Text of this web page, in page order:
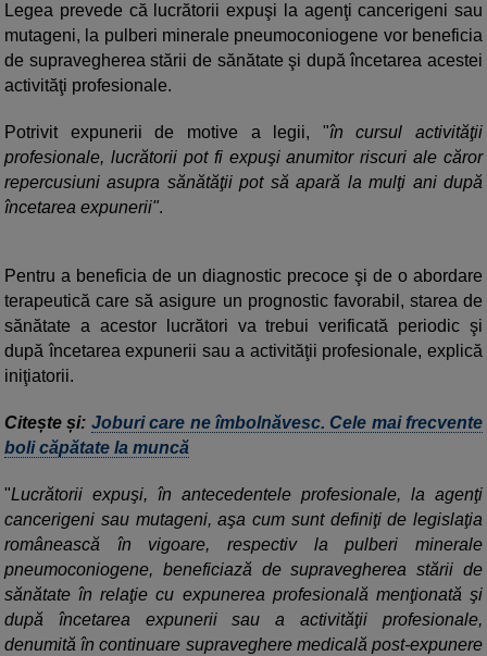
Legea prevede că lucrătorii expuşi la agenţi cancerigeni sau
mutageni, la pulberi minerale pneumoconiogene vor beneficia
de supravegherea stării de sănătate şi după încetarea acestei
activităţi profesionale.
Potrivit expunerii de motive a legii, "în cursul activităţii
profesionale, lucrătorii pot fi expuşi anumitor riscuri ale căror
repercusiuni asupra sănătăţii pot să apară la mulţi ani după
încetarea expunerii".
Pentru a beneficia de un diagnostic precoce şi de o abordare
terapeutică care să asigure un prognostic favorabil, starea de
sănătate a acestor lucrători va trebui verificată periodic şi
după încetarea expunerii sau a activităţii profesionale, explică
iniţiatorii.
Citește și: Joburi care ne îmbolnăvesc. Cele mai frecvente
boli căpătate la muncă
"Lucrătorii expuşi, în antecedentele profesionale, la agenţi
cancerigeni sau mutageni, aşa cum sunt definiţi de legislaţia
românească în vigoare, respectiv la pulberi minerale
pneumoconiogene, beneficiază de supravegherea stării de
sănătate în relaţie cu expunerea profesională menţionată şi
după încetarea expunerii sau a activităţii profesionale,
denumită în continuare supraveghere medicală post-expunere